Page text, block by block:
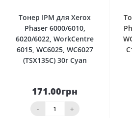
Тонер IPM для Xerox
Phaser 6000/6010,
6020/6022, WorkCentre
6015, WC6025, WC6027
(TSX135C) 30г Cyan
171.00грн
- +